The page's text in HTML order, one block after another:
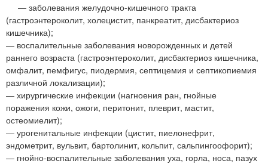
— заболевания желудочно-кишечного тракта
(гастроэнтероколит, холецистит, панкреатит, дисбактериоз
кишечника);
— воспалительные заболевания новорожденных и детей
раннего возраста (гастроэнтероколит, дисбактериоз кишечника,
омфалит, пемфигус, пиодермия, септицемия и септикопиемия
различной локализации);
— хирургические инфекции (нагноения ран, гнойные
поражения кожи, ожоги, перитонит, плеврит, мастит,
остеомиелит);
— урогенитальные инфекции (цистит, пиелонефрит,
эндометрит, вульвит, бартолинит, кольпит, сальпингоофорит);
— гнойно-воспалительные заболевания уха, горла, носа, пазух